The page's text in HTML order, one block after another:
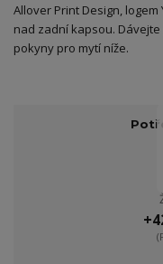
Allover Print Design,
nad zadní kapsou.
pokyny pro mytí níže.